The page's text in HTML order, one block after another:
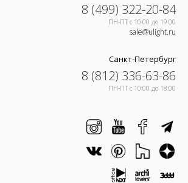
8 (499) 322-20-84
ПН-ПТ c 10:00 до 19:00
sale@ulight.ru
Санкт-Петербург
8 (812) 336-63-86
ПН-ПТ c 10:00 до 18:00